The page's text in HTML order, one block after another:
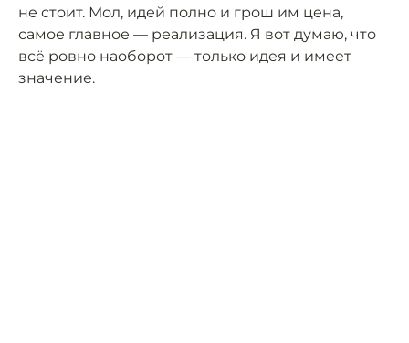
не стоит. Мол, идей полно и грош им цена,
самое главное — реализация. Я вот думаю, что
всё ровно наоборот — только идея и имеет
значение.